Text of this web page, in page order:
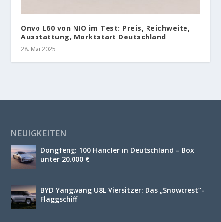
Onvo L60 von NIO im Test: Preis, Reichweite,
Ausstattung, Marktstart Deutschland
28. Mai 2025
NEUIGKEITEN
Dongfeng: 100 Händler in Deutschland – Box
unter 20.000 €
BYD Yangwang U8L Viersitzer: Das „Snowcrest“-
Flaggschiff